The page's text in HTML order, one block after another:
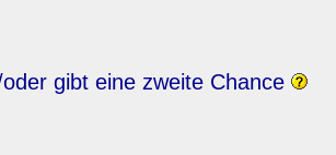
gibt eine zweite Chance